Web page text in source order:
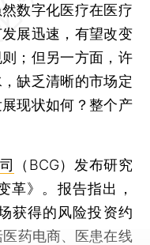
数字化医疗在医疗
展迅速，有望改变
；但另一方面，许
缺乏清晰的市场定
现状如何？整个产
（BCG）发布研究
革》。报告指出，
获得的风险投资约
药电商、医患在线